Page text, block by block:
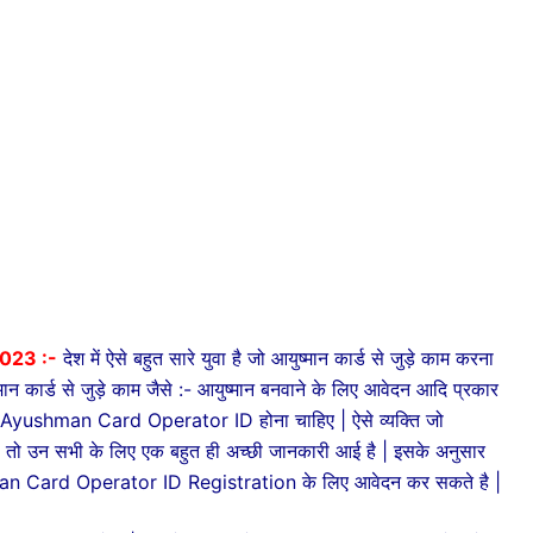
:- देश में ऐसे बहुत सारे युवा है जो आयुष्मान कार्ड से जुड़े काम करना
कार्ड से जुड़े काम जैसे :- आयुष्मान बनवाने के लिए आवेदन आदि प्रकार
Card Operator ID होना चाहिए | ऐसे व्यक्ति जो
उन सभी के लिए एक बहुत ही अच्छी जानकारी आई है | इसके अनुसार
Card Operator ID Registration के लिए आवेदन कर सकते है |